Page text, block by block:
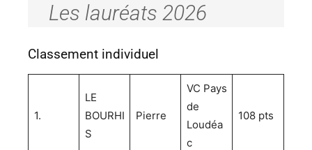
Les lauréats 2026
Classement individuel
1.
LE
BOURHI
S
Pierre
VC Pays
de
Loudéa
c
108 pts